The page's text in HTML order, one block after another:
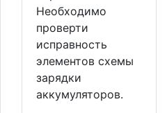
Необходимо
проверти
исправность
элементов схемы
зарядки
аккумуляторов.